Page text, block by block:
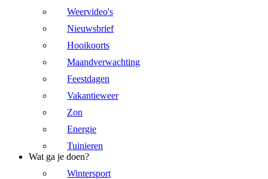
Weervideo's
Nieuwsbrief
Hooikoorts
Maandverwachting
Feestdagen
Vakantieweer
Zon
Energie
Tuinieren
Wat ga je doen?
Wintersport